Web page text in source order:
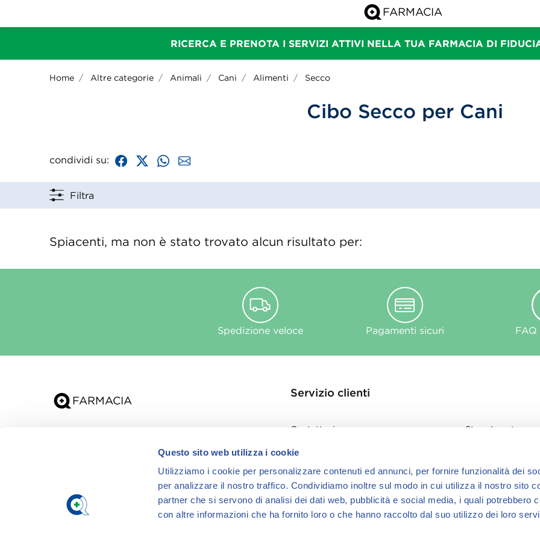
Questo sito web utilizza i cookie
Utilizziamo i cookie per personalizzare contenuti ed annunci, per fornire funzionalità dei
per analizzare il nostro traffico. Condividiamo inoltre sul modo in cui utilizza il nostro sito
partner che si servono di analisi dei dati web, pubblicità e social media, i quali potrebbero
con altre informazioni che ha fornito loro o che hanno raccolto dal suo utilizzo dei loro
RICERCA E PRENOTA I SERVIZI ATTIVI NELLA TUA FARMACIA DI
Home Altre categorie Animali Cani Alimenti Secco
Cibo Secco per Cani
condividi su:
Filtra
Spiacenti, ma non è stato trovato alcun risultato per:
Spedizione veloce Pagamenti sicuri FAQ
Servizio clienti
Contattaci
Store Locator